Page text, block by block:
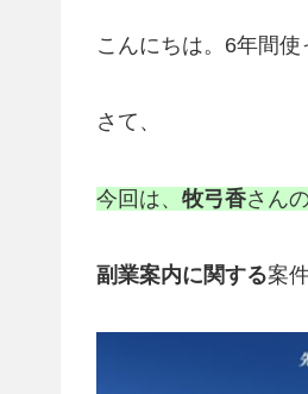
こんにちは。6年間使
さて、
今回は、 牧弓香さん
副業案内に関する案